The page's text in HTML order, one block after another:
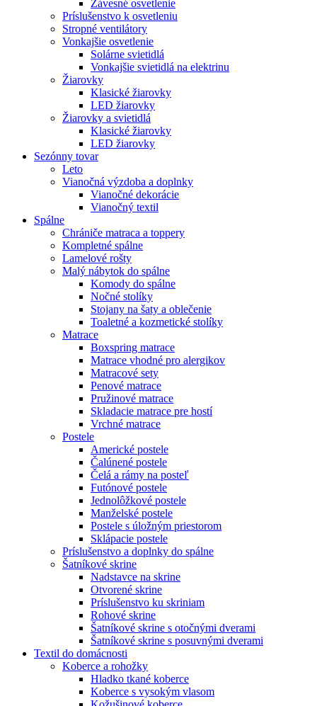
Závesné osvetlenie
Príslušenstvo k osvetleniu
Stropné ventilátory
Vonkajšie osvetlenie
Solárne svietidlá
Vonkajšie svietidlá na elektrinu
Žiarovky
Klasické žiarovky
LED žiarovky
Žiarovky a svietidlá
Klasické žiarovky
LED žiarovky
Sezónny tovar
Leto
Vianočná výzdoba a doplnky
Vianočné dekorácie
Vianočný textil
Spálne
Chrániče matraca a toppery
Kompletné spálne
Lamelové rošty
Malý nábytok do spálne
Komody do spálne
Nočné stolíky
Stojany na šaty a oblečenie
Toaletné a kozmetické stolíky
Matrace
Boxspring matrace
Matrace vhodné pro alergikov
Matracové sety
Penové matrace
Pružinové matrace
Skladacie matrace pre hostí
Vrchné matrace
Postele
Americké postele
Čalúnené postele
Čelá a rámy na posteľ
Futónové postele
Jednolôžkové postele
Manželské postele
Postele s úložným priestorom
Sklápacie postele
Príslušenstvo a doplnky do spálne
Šatníkové skrine
Nadstavce na skrine
Otvorené skrine
Príslušenstvo ku skriniam
Rohové skrine
Šatníkové skrine s otočnými dverami
Šatníkové skrine s posuvnými dverami
Textil do domácnosti
Koberce a rohožky
Hladko tkané koberce
Koberce s vysokým vlasom